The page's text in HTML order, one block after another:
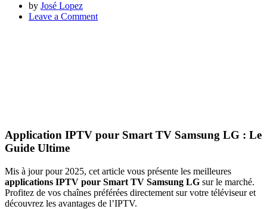
by José Lopez
Leave a Commenton
2025
Application IPTV pour Smart TV Samsung LG : Le
Guide Ultime
Mis à jour pour 2025, cet article vous présente les meilleures
applications IPTV pour Smart TV Samsung LG sur le marché.
Profitez de vos chaînes préférées directement sur votre téléviseur et
découvrez les avantages de l’IPTV.